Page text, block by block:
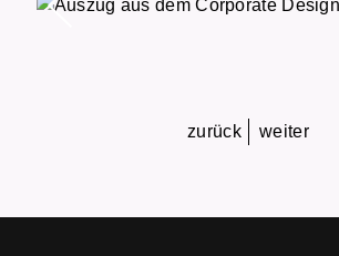
zurück weiter